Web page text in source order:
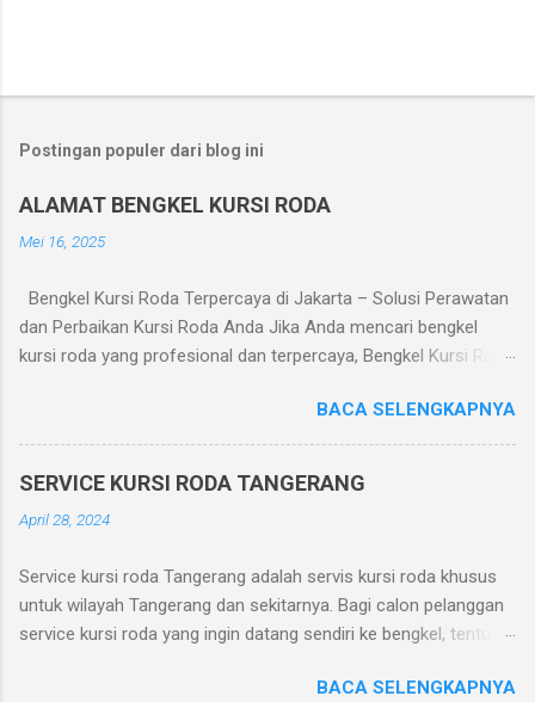
t
n
g
K
e
n
a
Postingan populer dari blog ini
ALAMAT BENGKEL KURSI RODA
Mei 16, 2025
Bengkel Kursi Roda Terpercaya di Jakarta – Solusi Perawatan
dan Perbaikan Kursi Roda Anda Jika Anda mencari bengkel
kursi roda yang profesional dan terpercaya, Bengkel Kursi Roda
kursi roda manual maupun elektrik dengan pelayanan cepat dan
harga terjangkau. Layanan yang Tersedia: Perbaikan roda dan
elektrik Pengelasan dan penguatan rangka Penjualan suku
Makaliwe 1 No. 7, Grogol, Jakarta Barat Telp/WA: 0819-3261-
8088 Jam Operasional: Senin – Sabtu, 08.00 – 18.00 WIB
Kenapa Memilih Kami? Teknisi berpengalaman dan terlatih Suku
BACA SELENGKAPNYA
SERVICE KURSI RODA TANGERANG
April 28, 2024
Service kursi roda Tangerang adalah servis kursi roda khusus
untuk wilayah Tangerang dan sekitarnya. Bagi calon pelanggan
service kursi roda yang ingin datang sendiri ke bengkel, tentu
bengkel kursi roda kami ke Tangerang hanya sejauh jangkauan.
BACA SELENGKAPNYA